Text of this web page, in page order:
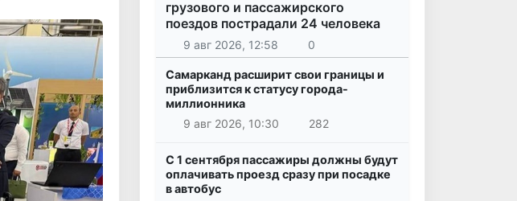
грузового и пассажирского
поездов пострадали 24 человека
9 авг 2026, 12:58 0
Самарканд расширит свои границы и
приблизится к статусу города-
миллионника
9 авг 2026, 10:30
282
С 1 сентября пассажиры должны будут
оплачивать проезд сразу при посадке
в автобус